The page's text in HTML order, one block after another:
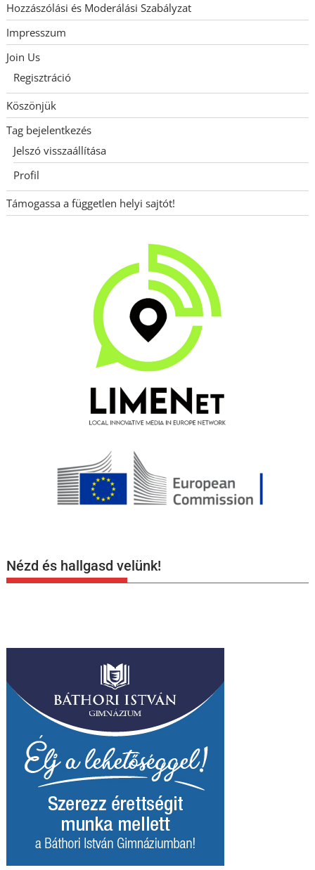
Hozzászólási és Moderálási Szabályzat
Impresszum
Join Us
Regisztráció
Köszönjük
Tag bejelentkezés
Jelszó visszaállítása
Profil
Támogassa a független helyi sajtót!
Nézd és hallgasd velünk!